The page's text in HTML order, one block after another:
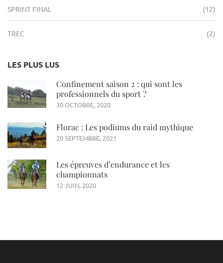
SPRINT FINAL (12)
TREC (2)
LES PLUS LUS
Confinement saison 2 : qui sont les
professionnels du sport ?
30 OCTOBRE, 2020
Florac : Les podiums du raid mythique
20 SEPTEMBRE, 2021
Les épreuves d’endurance et les
championnats
12 JUIN, 2020